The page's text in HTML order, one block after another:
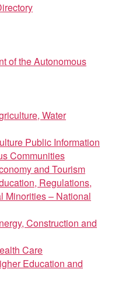
of the Autonomous
Water
Public Information
Communities
and Tourism
Regulations,
Minorities – National
Construction and
Care
Education and